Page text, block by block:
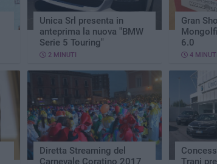
Unica Srl presenta in
anteprima la nuova "BMW
Serie 5 Touring"
2 MINUTI
Gran
6.0
4 MINUTI
Diretta Streaming del
Carnevale Coratino 2017
Trani